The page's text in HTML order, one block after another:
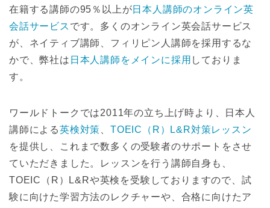
在籍する講師の95％以上が日本人講師のオンライン英
会話サービス です。多くのオンライン英会話サービス
が、ネイティブ講師、フィリピン人講師を採用するな
かで、弊社は 日本人講師をメインに採用 しておりま
す。
ワールドトークでは2011年の立ち上げ時より、日本人
講師による英検対策 、TOEIC（R）L&R対策レッスン
を提供し、これまで数多くの受験者のサポートをさせ
ていただきました。レッスンを行う講師自身も、
TOEIC（R）L&Rや英検を受験しておりますので、試
験に向けた学習方法のレクチャーや、合格に向けたア